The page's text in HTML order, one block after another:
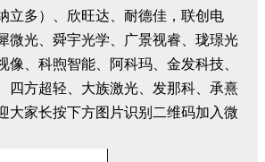
立多）、欣旺达、耐德佳，联创电
微光、舜宇光学、广景视睿、珑璟光
像、科煦智能、阿科玛、金发科技、
四方超轻、大族激光、发那科、承熹
大家长按下方图片识别二维码加入微